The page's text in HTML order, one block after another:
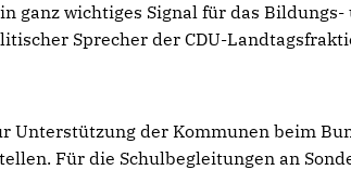
ganz wichtiges Signal für das
Sprecher der CDU-
Unterstützung der Kommunen beim
Für die Schulbegleitungen an